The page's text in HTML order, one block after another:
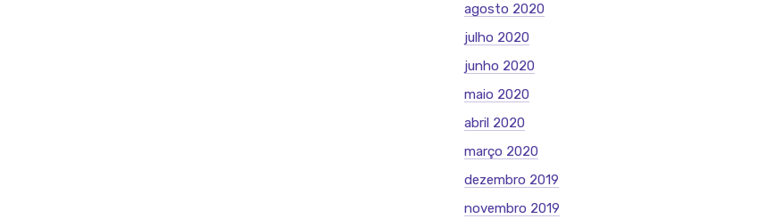
agosto 2020
julho 2020
junho 2020
maio 2020
abril 2020
março 2020
dezembro 2019
novembro 2019